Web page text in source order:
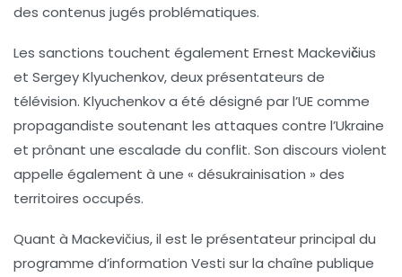
des contenus jugés problématiques.
Les sanctions touchent également Ernest Mackevičius
et Sergey Klyuchenkov, deux présentateurs de
télévision. Klyuchenkov a été désigné par l’UE comme
propagandiste soutenant les attaques contre l’Ukraine
et prônant une escalade du conflit. Son discours violent
appelle également à une « désukrainisation » des
territoires occupés.
Quant à Mackevičius, il est le présentateur principal du
programme d’information Vesti sur la chaîne publique